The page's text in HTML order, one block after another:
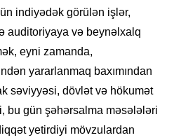
indiyədək görülən işlər,
auditoriyaya və beynəlxalq
eyni zamanda,
yararlanmaq baxımından
səviyyəsi, dövlət və hökumət
bu gün şəhərsalma məsələləri
yetirdiyi mövzulardan